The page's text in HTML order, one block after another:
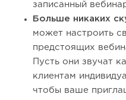
записанный
Больше никаких
может настроить
предстоящих
Пусть они звучат
клиентам
чтобы ваше